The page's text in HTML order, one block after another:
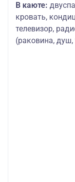
В каюте:
кровать,
телевизор,
(раковина,